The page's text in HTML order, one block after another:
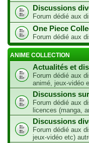
Discussions
Forum dédié aux
One Piece
Forum dédié aux
ANIME COLLECTION
Actualités et
Forum dédié aux
animé, jeux-vidéo
Discussions
Forum dédié aux
licences (manga,
Discussions
Forum dédié aux
jeux-vidéo etc)